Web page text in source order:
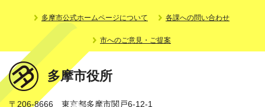
多摩市公式ホームページについて 各課への問い合わせ
市へのご意見・ご提案
多摩市役所
〒206-8666 東京都多摩市関戸6-12-1